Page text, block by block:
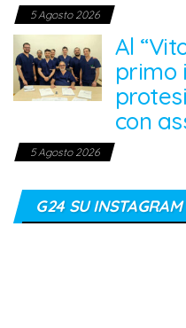
5 Agosto 2026
Al
primo
con
5 Agosto 2026
G24 SU INSTAGRAM